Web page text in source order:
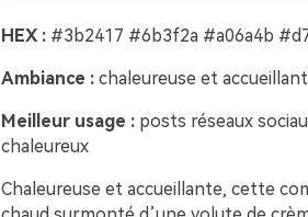
HEX :#3b2417 #6b3f2a #a06a4b
Ambiance :chaleureuse et
Meilleur usage :posts réseaux
chaleureux
Chaleureuse et accueillante, cette